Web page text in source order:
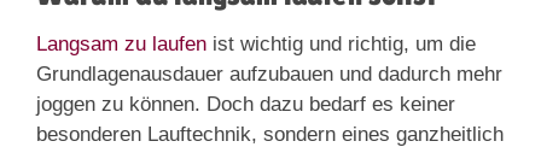
Langsam zu laufen ist wichtig und richtig, um die
Grundlagenausdauer aufzubauen und dadurch mehr
joggen zu können. Doch dazu bedarf es keiner
besonderen Lauftechnik, sondern eines ganzheitlich